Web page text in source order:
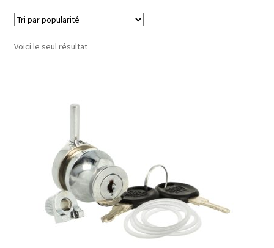
Droit de rétractation
Contact
Transport maritime
Voici le seul résultat